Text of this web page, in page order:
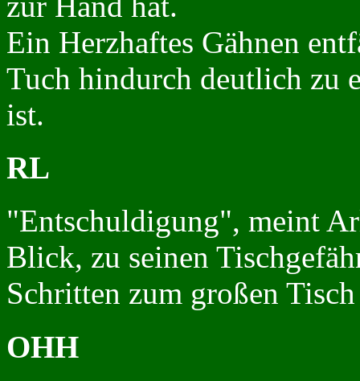
Ein Herzhaftes Gähnen
Tuch hindurch deutlich zu
ist.
RL
"Entschuldigung", meint
Blick, zu seinen
Schritten zum großen
OHH